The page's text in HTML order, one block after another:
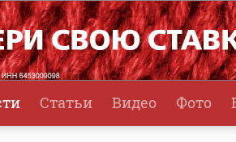
Статьи Видео Фото